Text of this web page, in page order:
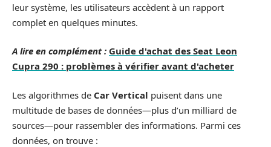
leur système, les utilisateurs accèdent à un rapport
complet en quelques minutes.
A lire en complément : Guide d'achat des Seat Leon
Cupra 290 : problèmes à vérifier avant d'acheter
Les algorithmes de Car Vertical puisent dans une
multitude de bases de données—plus d’un milliard de
sources—pour rassembler des informations. Parmi ces
données, on trouve :